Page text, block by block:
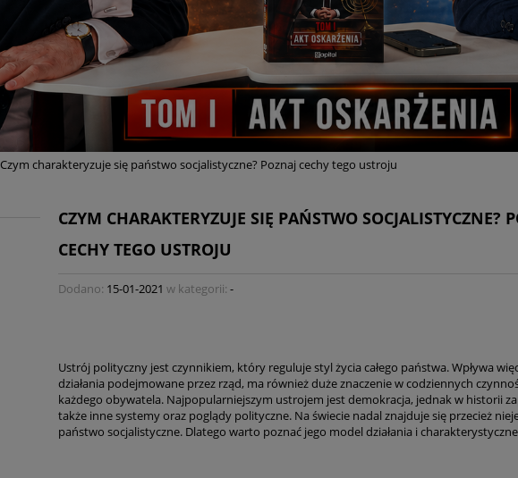
Czym charakteryzuje się państwo socjalistyczne? Poznaj cechy tego ustroju
CZYM CHARAKTERYZUJE SIĘ PAŃSTWO SOCJALISTYCZNE?
CECHY TEGO USTROJU
Dodano: 15-01-2021 w kategorii: -
Ustrój polityczny jest czynnikiem, który reguluje styl życia całego państwa. Wpływa
działania podejmowane przez rząd, ma również duże znaczenie w codziennych
każdego obywatela. Najpopularniejszym ustrojem jest demokracja, jednak w historii
także inne systemy oraz poglądy polityczne. Na świecie nadal znajduje się przecież
państwo socjalistyczne. Dlatego warto poznać jego model działania i